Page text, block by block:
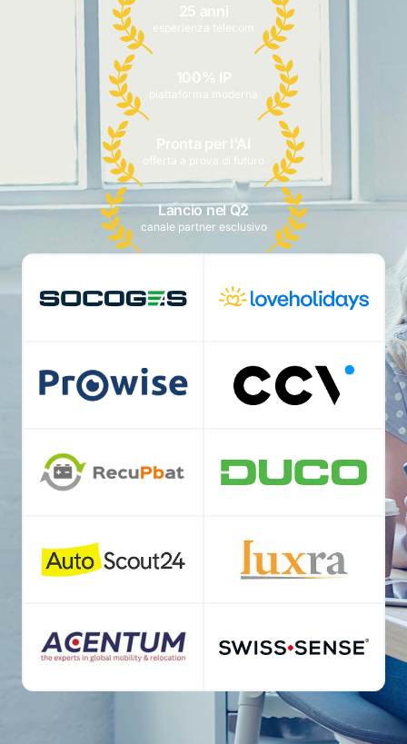
25 anni
esperienza telecom
100% IP
piattaforma moderna
Pronta per l'AI
offerta a prova di futuro
Lancio nel Q2
canale partner esclusivo